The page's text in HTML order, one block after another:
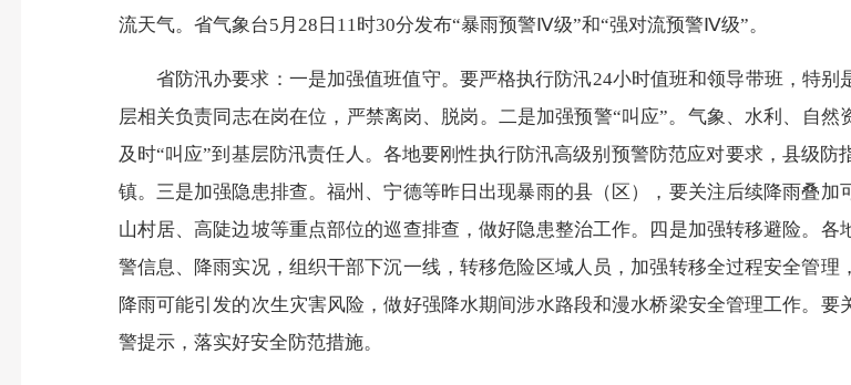
流天气。省气象台5月28日11时30分发布“暴雨预警Ⅳ级”和“强对流预警Ⅳ级”。
省防汛办要求： 一是加强值班值守。要严格执行防汛24小时值班和领导带班，特
层相关负责同志在岗在位，严禁离岗、脱岗。二是加强预警“叫应”。气象、水利、自
及时“叫应”到基层防汛责任人。各地要刚性执行防汛高级别预警防范应对要求，县级
镇。三是加强隐患排查。福州、宁德等昨日出现暴雨的县（区），要关注后续降雨叠
山村居、高陡边坡等重点部位的巡查排查，做好隐患整治工作。四是加强转移避险。
警信息、降雨实况，组织干部下沉一线，转移危险区域人员，加强转移全过程安全管
降雨可能引发的次生灾害风险，做好强降水期间涉水路段和漫水桥梁安全管理工作。
警提示，落实好安全防范措施。